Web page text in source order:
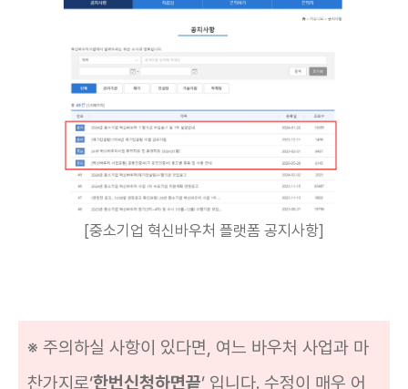
[중소기업 혁신바우처 플랫폼 공지사항]
※ 주의하실 사항이 있다면, 여느 바우처 사업과 마
찬가지로‘한번신청하면끝’ 입니다. 수정이 매우 어